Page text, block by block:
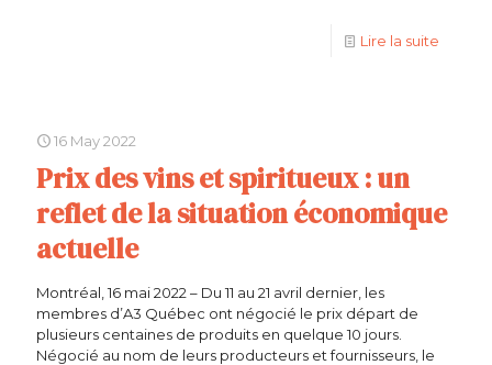
Lire la suite
16 May 2022
Prix des vins et spiritueux : un
reflet de la situation économique
actuelle
Montréal, 16 mai 2022 – Du 11 au 21 avril dernier, les
membres d’A3 Québec ont négocié le prix départ de
plusieurs centaines de produits en quelque 10 jours.
Négocié au nom de leurs producteurs et fournisseurs, le